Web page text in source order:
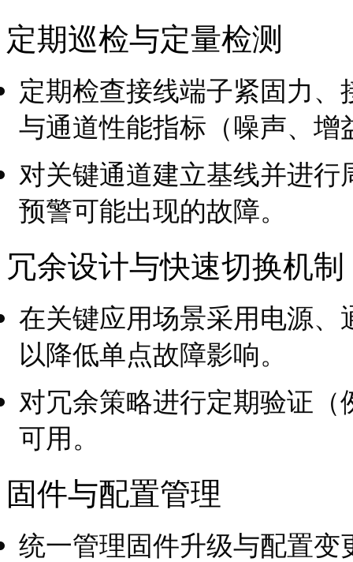
定期巡检与定量检测
定期检查接线端子紧固力
与通道性能指标（噪声、增
对关键通道建立基线并进
预警可能出现的故障。
冗余设计与快速切换机制
在关键应用场景采用电源
以降低单点故障影响。
对冗余策略进行定期验证
可用。
固件与配置管理
统一管理固件升级与配置